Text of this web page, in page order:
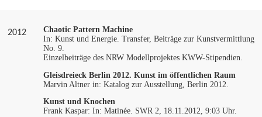
2012
Chaotic Pattern Machine
In: Kunst und Energie. Transfer, Beiträge zur Kunstvermittlung
No. 9.
Einzelbeiträge des NRW Modellprojektes KWW-Stipendien.
Gleisdreieck Berlin 2012. Kunst im öffentlichen Raum
Marvin Altner in: Katalog zur Ausstellung, Berlin 2012.
Kunst und Knochen
Frank Kaspar: In: Matinée. SWR 2, 18.11.2012, 9:03 Uhr.